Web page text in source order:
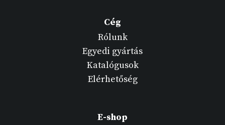
Cég
Rólunk
Egyedi gyártás
Katalógusok
Elérhetőség
E-shop